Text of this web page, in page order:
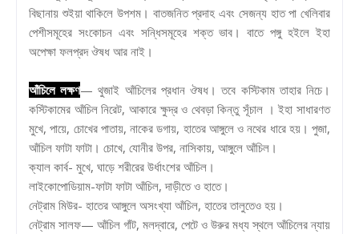
বিছানায় শুইয়া থাকিলে উপশম। বাতজনিত প্রদাহ এবং সেজন্য হাত পা খেলিবার
পেশীসমূহের সংকোচন এবং সন্ধিসমূহের শক্ত ভাব। বাতে পঙ্গু হইলে ইহা
অপেক্ষা ফলপ্রদ ঔষধ আর নাই।
আঁচিলে লক্ষণ— থুজাই আঁচিলের প্রধান ঔষধ। তবে কস্টিকাম তাহার নিচে।
কস্টিকামের আঁচিল নিরেট, আকারে ক্ষুদ্র ও থেবড়া কিন্তু সূঁচাল । ইহা সাধারণত
মুখে, পায়ে, চোখের পাতায়, নাকের ডগায়, হাতের আঙ্গুলে ও নথের ধারে হয়। পুজা,
আঁচিল ফাটা ফাটা। চোখে, যোনীর উপর, নাসিকায়, আঙ্গুলে আঁচিল।
ক্যাল কার্ব- মুখে, ঘাড়ে শরীরের উর্ধাংশের আঁচিল।
লাইকোপোডিয়াম-ফাটা ফাটা আঁচিল, দাড়ীতে ও হাতে।
নেট্রাম মিউর- হাতের আঙ্গুলে অসংখ্যা আঁচিল, হাতের তালুতেও হয়।
নেট্রাম সালফ— আঁচিল গাঁট, মলদ্বারে, পেটে ও উরুর মধ্য স্থলে আঁচিলের ন্যায়